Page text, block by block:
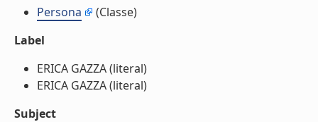
Persona
(Classe)
Label
ERICA GAZZA (literal)
ERICA GAZZA (literal)
Subject